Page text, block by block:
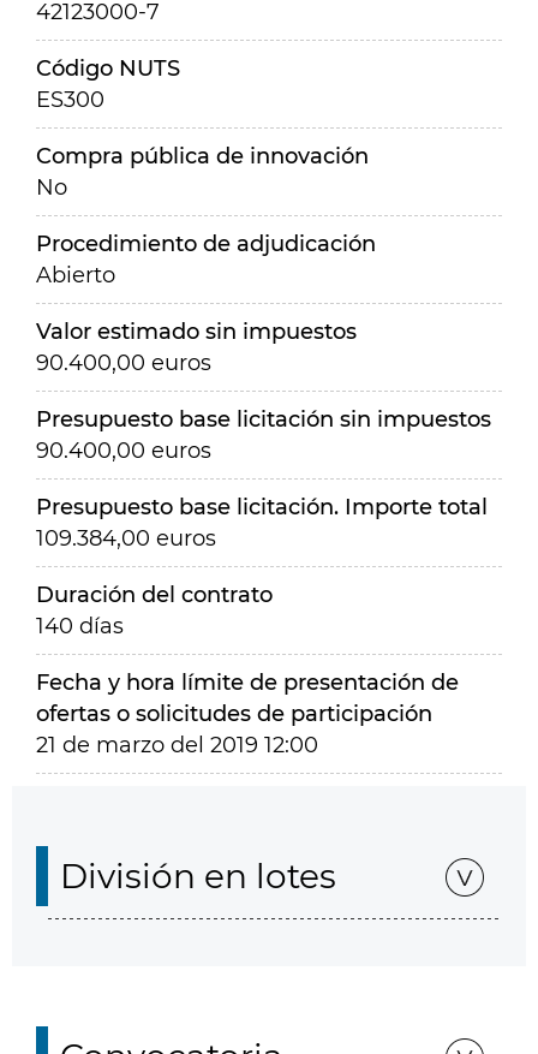
42123000-7
Código NUTS
ES300
Compra pública de innovación
No
Procedimiento de adjudicación
Abierto
Valor estimado sin impuestos
90.400,00 euros
Presupuesto base licitación sin impuestos
90.400,00 euros
Presupuesto base licitación. Importe total
109.384,00 euros
Duración del contrato
140 días
Fecha y hora límite de presentación de
ofertas o solicitudes de participación
21 de marzo del 2019 12:00
División en lotes